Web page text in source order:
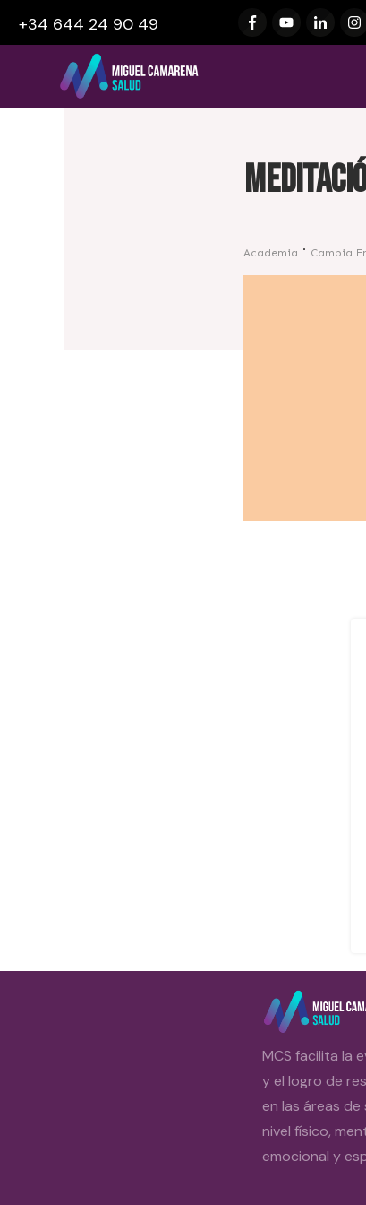
+34 644 24 90 49
Academia Cambia
MCS facilita la
y el logro de
en las áreas de
nivel físico,
emocional y